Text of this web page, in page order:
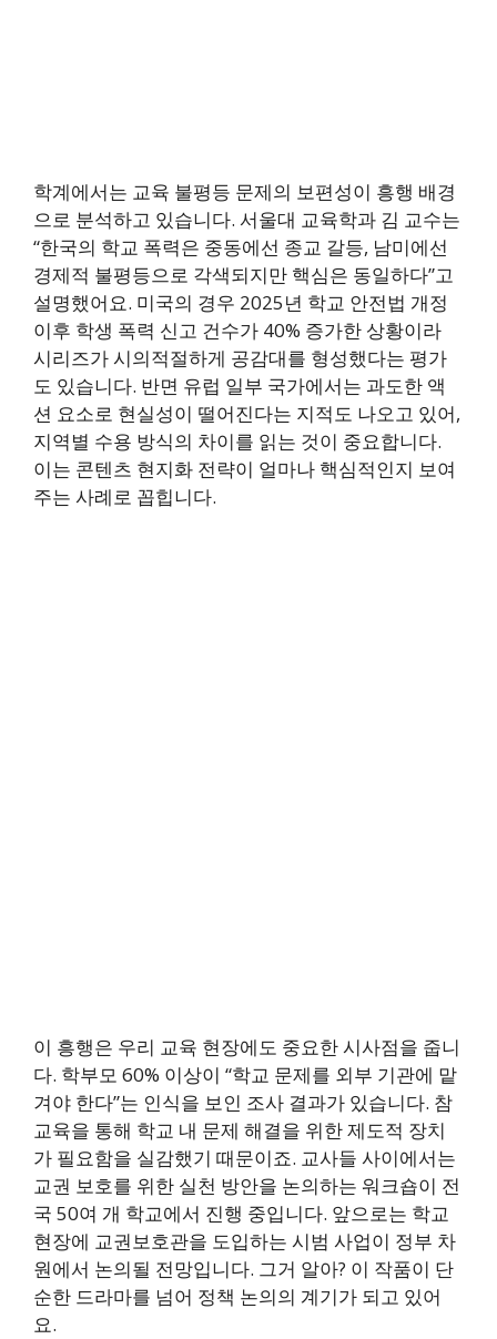
학계에서는 교육 불평등 문제의 보편성이 흥행 배경
으로 분석하고 있습니다. 서울대 교육학과 김 교수는
“한국의 학교 폭력은 중동에선 종교 갈등, 남미에선
경제적 불평등으로 각색되지만 핵심은 동일하다”고
설명했어요. 미국의 경우 2025년 학교 안전법 개정
이후 학생 폭력 신고 건수가 40% 증가한 상황이라
시리즈가 시의적절하게 공감대를 형성했다는 평가
도 있습니다. 반면 유럽 일부 국가에서는 과도한 액
션 요소로 현실성이 떨어진다는 지적도 나오고 있어,
지역별 수용 방식의 차이를 읽는 것이 중요합니다.
이는 콘텐츠 현지화 전략이 얼마나 핵심적인지 보여
주는 사례로 꼽힙니다.
이 흥행은 우리 교육 현장에도 중요한 시사점을 줍니
다. 학부모 60% 이상이 “학교 문제를 외부 기관에 맡
겨야 한다”는 인식을 보인 조사 결과가 있습니다. 참
교육을 통해 학교 내 문제 해결을 위한 제도적 장치
가 필요함을 실감했기 때문이죠. 교사들 사이에서는
교권 보호를 위한 실천 방안을 논의하는 워크숍이 전
국 50여 개 학교에서 진행 중입니다. 앞으로는 학교
현장에 교권보호관을 도입하는 시범 사업이 정부 차
원에서 논의될 전망입니다. 그거 알아? 이 작품이 단
순한 드라마를 넘어 정책 논의의 계기가 되고 있어
요.